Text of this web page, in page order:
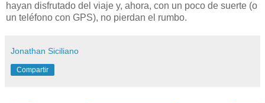
hayan disfrutado del viaje y, ahora, con un poco de suerte (o
un teléfono con GPS), no pierdan el rumbo.
Jonathan Siciliano
Compartir